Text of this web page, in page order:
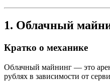
1. Облачный
Кратко о механике
Облачный майнинг — это
рублях в зависимости от